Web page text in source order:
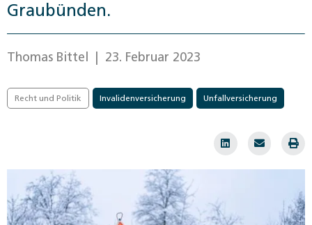
Graubünden.
Thomas Bittel | 23. Februar 2023
Recht und Politik Invalidenversicherung Unfallversicherung